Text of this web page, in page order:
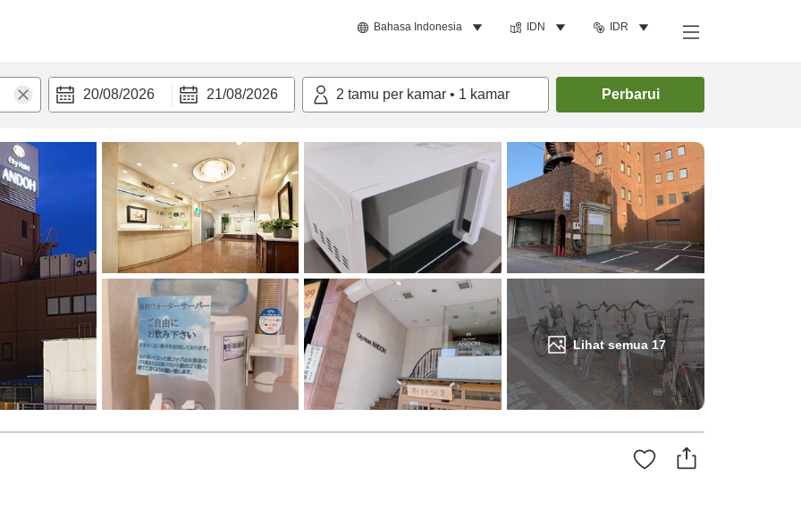
Bahasa Indonesia IDN IDR
20/08/2026 21/08/2026 2 tamu per kamar • 1 kamar Perbarui
Lihat semua 17
Cari kamar